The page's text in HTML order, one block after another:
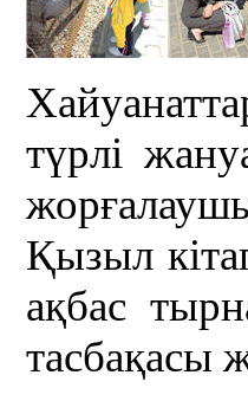
түрлі
Қызыл
ақбас
тасбақасы